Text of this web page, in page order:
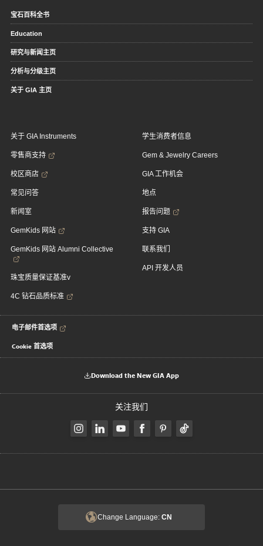
宝石百科全书
Education
研究与新闻主页
分析与分级主页
关于 GIA 主页
关于 GIA Instruments
零售商支持
校区商店
常见问答
新闻室
GemKids 网站
GemKids 网站 Alumni Collective
珠宝质量保证基准v
4C 钻石品质标准
学生消费者信息
Gem & Jewelry Careers
GIA 工作机会
地点
报告问题
支持 GIA
联系我们
API 开发人员
电子邮件首选项
Cookie 首选项
Download the New GIA App
关注我们
Change Language: CN